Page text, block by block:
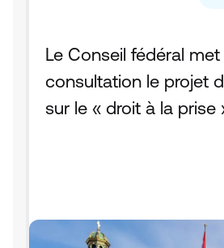
Le Conseil fédéral
consultation le projet
sur le « droit à la prise